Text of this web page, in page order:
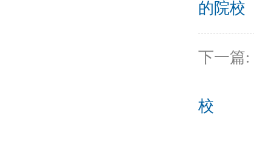
的院校
下一篇:
校